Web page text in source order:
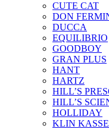
CUTE CAT
DON
DUCCA
EQUILIBRIO
GOODBOY
GRAN PLUS
HANT
HARTZ
HILL’S
HILL’S
HOLLIDAY
KLIN